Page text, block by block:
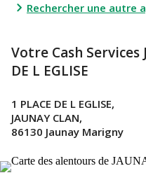
Rechercher une autre
Votre Cash Services
DE L EGLISE
1 PLACE DE L EGLISE,
JAUNAY CLAN,
86130 Jaunay Marigny